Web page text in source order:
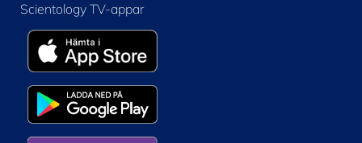
Scientology TV-appar